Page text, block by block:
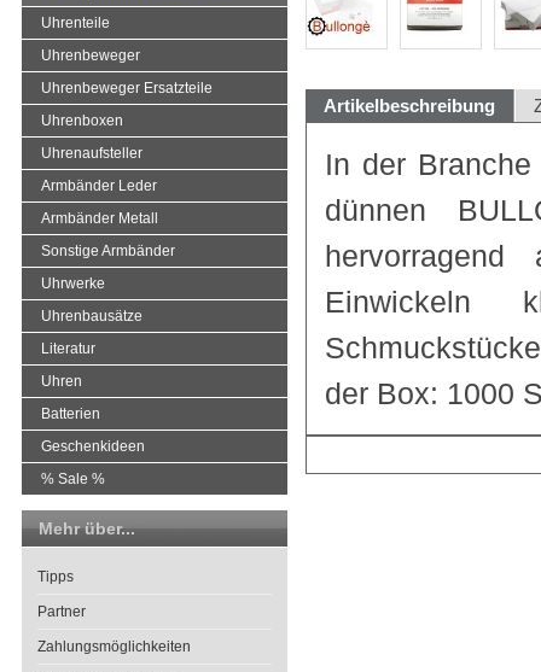
Artikelbeschreibung
In der
dünnen
Einwickeln
der Box: 1000
Uhrenteile
Uhrenbeweger
Uhrenbeweger Ersatzteile
Uhrenboxen
Uhrenaufsteller
Armbänder Leder
Armbänder Metall
Sonstige Armbänder
Uhrwerke
Uhrenbausätze
Literatur
Uhren
Batterien
Geschenkideen
% Sale %
Mehr über...
Tipps
Partner
Zahlungsmöglichkeiten